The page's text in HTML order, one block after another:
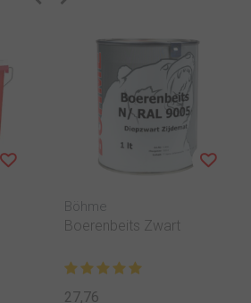
Böhme
Boerenbeits Zwart
27,76